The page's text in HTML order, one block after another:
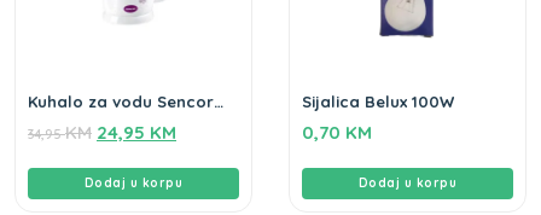
Kuhalo za vodu Sencor
34,95KM 24,95 KM
Dodaj u korpu
Sijalica Belux 100W
0,70 KM
Dodaj u korpu